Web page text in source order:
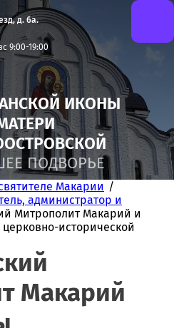
д. 6а.
9:00-19:00
ИКОНЫ
ПОДВОРЬЕ
Макарии /
администратор и
Митрополит Макарий и
исторической
Макарий